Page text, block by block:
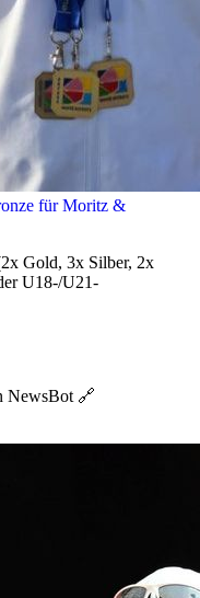
für Moritz &
Gold, 3x Silber, 2x
U18-/U21-
NewsBot 🔗